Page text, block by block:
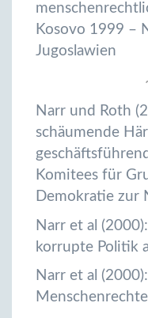
Kosovo 1999 –
Jugoslawien
Narr und Roth
schäumende
Komitees für
Demokratie zur
Narr et al
korrupte Politik
Narr et al
Menschenrechte